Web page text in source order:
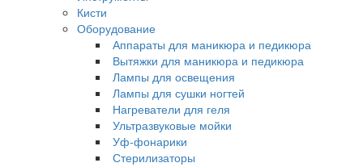
Кисти
Оборудование
Аппараты для маникюра и педикюра
Вытяжки для маникюра и педикюра
Лампы для освещения
Лампы для сушки ногтей
Нагреватели для геля
Ультразвуковые мойки
Уф-фонарики
Стерилизаторы